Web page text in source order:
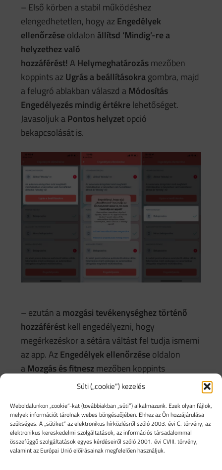
Süti („cookie”) kezelés
Weboldalunkon „cookie”-kat (továbbiakban „süti”) alkalmazunk. Ezek olyan fájlok,
melyek információt tárolnak webes böngészőjében. Ehhez az Ön hozzájárulása
szükséges. A „sütiket” az elektronikus hírközlésről szóló 2003. évi C. törvény, az
elektronikus kereskedelmi szolgáltatások, az információs társadalommal
összefüggő szolgáltatások egyes kérdéseiről szóló 2001. évi CVIII. törvény,
valamint az Európai Unió előírásainak megfelelően használjuk.
– Első körben a stabil működéshez
elengedhetetlen, hogy azEngedélyek
ellenőrzéseoldalon állítsd ‘Mindig’-re a
helyzethez való
hozzáférést!A Helymeghatározásmezőben
koppints azUgrás a beállításokragombra, majd
a felugró ablakban válaszd aMódosítás
Engedélyezés mindig értékrelehetőséget.
Javasoljuk aPontoshelyzetopció
bekapcsolását is.
– ezután amozgási tevékenységhez történő
hozzáféréstkell engedélyezni, hogy
megérkezéskor a sétára váltást fel tudja ismerni
az app. AzEngedélyek ellenőrzéseoldalon
aMozgás és fitneszmezőben koppints
Engedélyezésgombra, majd a felugró
azEngedélyezemgombra!